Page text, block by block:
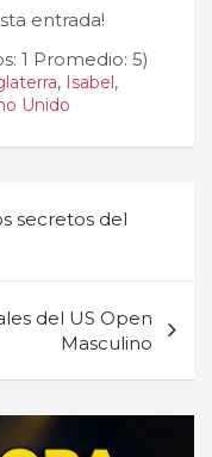
entrada!
1 Promedio: 5)
, Isabel,
Unido
secretos del
del US Open
Masculino